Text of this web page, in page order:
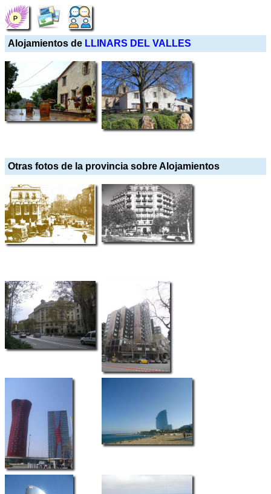
Alojamientos de LLINARS DEL VALLES
Otras fotos de la provincia sobre Alojamientos